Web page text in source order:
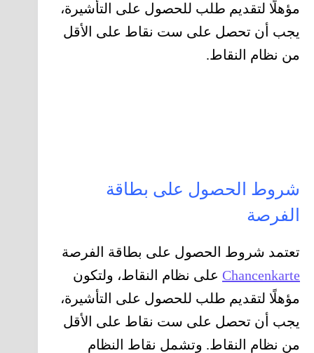
مؤهلًا لتقديم طلب للحصول على التأشيرة،
يجب أن تحصل على ست نقاط على الأقل
من نظام النقاط.
شروط الحصول على بطاقة
الفرصة
تعتمد شروط الحصول على بطاقة الفرصة
Chancenkarte على نظام النقاط، ولتكون
مؤهلًا لتقديم طلب للحصول على التأشيرة،
يجب أن تحصل على ست نقاط على الأقل
من نظام النقاط. وتشمل نقاط النظام